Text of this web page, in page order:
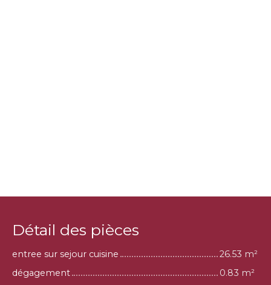
Détail des pièces
entree sur sejour cuisine
26.53 m²
dégagement
0.83 m²